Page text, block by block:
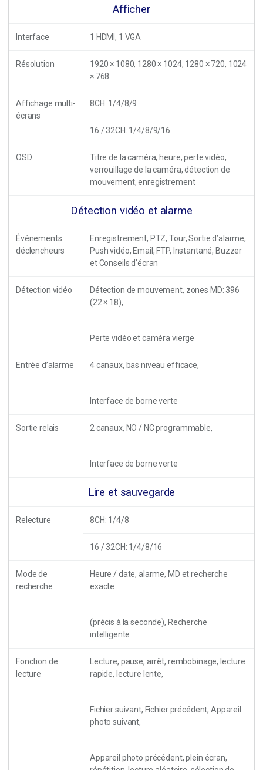
Afficher
Interface 1 HDMI, 1 VGA
Résolution
1920 × 1080, 1280 × 1024, 1280 × 720, 1024
× 768
Affichage multi-
écrans
8CH: 1/4/8/9
16 / 32CH: 1/4/8/9/16
OSD
Titre de la caméra, heure, perte vidéo,
verrouillage de la caméra, détection de
mouvement, enregistrement
Détection vidéo et alarme
Événements
déclencheurs
Enregistrement, PTZ, Tour, Sortie d’alarme,
Push vidéo, Email, FTP, Instantané, Buzzer
et Conseils d’écran
Détection vidéo
Détection de mouvement, zones MD: 396
(22 × 18),
Perte vidéo et caméra vierge
Entrée d’alarme 4 canaux, bas niveau efficace,
Interface de borne verte
Sortie relais 2 canaux, NO / NC programmable,
Interface de borne verte
Lire et sauvegarde
Relecture 8CH: 1/4/8
16 / 32CH: 1/4/8/16
Mode de
recherche
Heure / date, alarme, MD et recherche
exacte
(précis à la seconde), Recherche
intelligente
Fonction de
lecture
Lecture, pause, arrêt, rembobinage, lecture
rapide, lecture lente,
Fichier suivant, Fichier précédent, Appareil
photo suivant,
Appareil photo précédent, plein écran,